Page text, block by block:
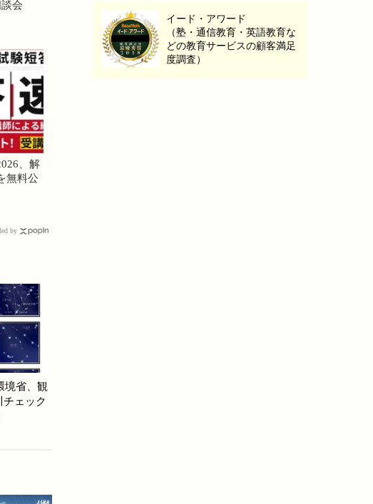
会
、解
無料公
by
境省、観
ェック
イード・アワード
（塾・通信教育・英語教育な
どの教育サービスの顧客満足
度調査）